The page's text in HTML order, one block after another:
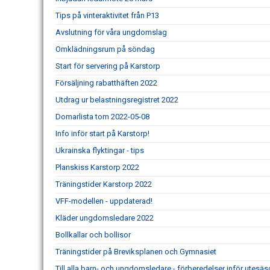
Tips på vinteraktivitet från P13
Avslutning för våra ungdomslag
Omklädningsrum på söndag
Start för servering på Karstorp
Försäljning rabatthäften 2022
Utdrag ur belastningsregistret 2022
Domarlista tom 2022-05-08
Info inför start på Karstorp!
Ukrainska flyktingar - tips
Planskiss Karstorp 2022
Träningstider Karstorp 2022
VFF-modellen - uppdaterad!
Kläder ungdomsledare 2022
Bollkallar och bollisor
Träningstider på Breviksplanen och Gymnasiet